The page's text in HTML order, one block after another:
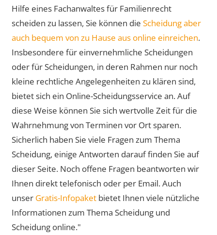
Hilfe eines Fachanwaltes für Familienrecht
scheiden zu lassen, Sie können die Scheidung aber
auch bequem von zu Hause aus online einreichen.
Insbesondere für einvernehmliche Scheidungen
oder für Scheidungen, in deren Rahmen nur noch
kleine rechtliche Angelegenheiten zu klären sind,
bietet sich ein Online-Scheidungsservice an. Auf
diese Weise können Sie sich wertvolle Zeit für die
Wahrnehmung von Terminen vor Ort sparen.
Sicherlich haben Sie viele Fragen zum Thema
Scheidung, einige Antworten darauf finden Sie auf
dieser Seite. Noch offene Fragen beantworten wir
Ihnen direkt telefonisch oder per Email. Auch
unser Gratis-Infopaket bietet Ihnen viele nützliche
Informationen zum Thema Scheidung und
Scheidung online."